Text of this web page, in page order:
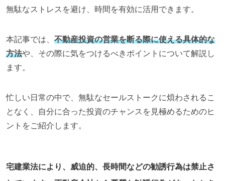
無駄なストレスを避け、時間を有効に活用できます。
本記事では、 不動産投資の営業を断る際に使える具体的な
方法や、その際に気をつけるべきポイントについて解説し
ます。
忙しい日常の中で、無駄なセールストークに煩わされるこ
となく、自分に合った投資のチャンスを見極めるためのヒ
ントをご紹介します。
宅建業法により、威迫的、長時間などの勧誘行為は禁止さ